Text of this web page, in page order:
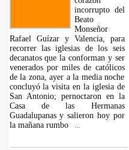
incorrupto del
Beato
Monseñor
Rafael Guízar y Valencia, para
recorrer las iglesias de los seis
decanatos que la conforman y ser
venerados por miles de católicos
de la zona, ayer a la media noche
concluyó la visita en la iglesia de
San Antonio; pernoctaron en la
Casa de las Hermanas
Guadalupanas y salieron hoy por
la mañana rumbo